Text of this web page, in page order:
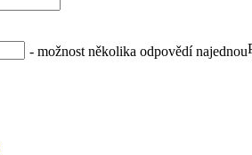
- možnost několika odpovědí najednou